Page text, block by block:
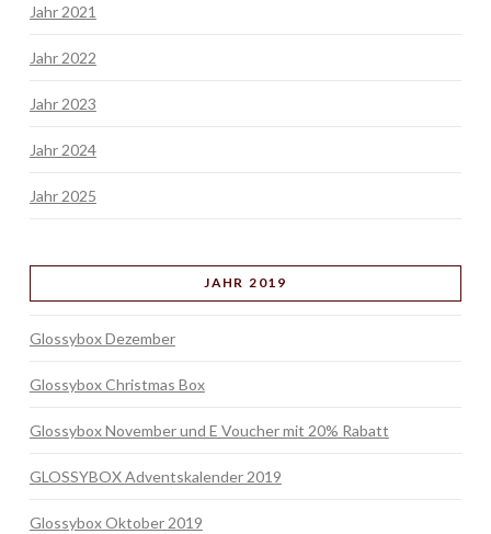
Jahr 2021
Jahr 2022
Jahr 2023
Jahr 2024
Jahr 2025
JAHR 2019
Glossybox Dezember
Glossybox Christmas Box
Glossybox November und E Voucher mit 20% Rabatt
GLOSSYBOX Adventskalender 2019
Glossybox Oktober 2019